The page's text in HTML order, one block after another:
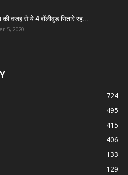
वजह से ये 4 बॉलीवुड सितारे रह...
5, 2020
724
495
415
406
133
129